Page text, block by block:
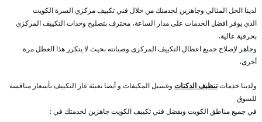
لدينا الحل المثالي وجاهزين لخدمتك من خلال فني تكييف مركزي السرة الكويت
الذي يوفر افضل الخدمات على مدار الساعة، محترف بتصليح وحدات التكييف المركزي
بحرفية عالية،
وجاهز لإصلاح جميع اعطال التكييف المركزى وصيانته بحيث لا يتكرر هذا العطل مرة
أخرى،
ولدينا خدماتتنظيف الدكتات وغسيل المكيفات و أيضا تعبئة غاز التكييف بأسعار منافسة
للسوق
في جميع مناطق الكويت وبفضل فني تكييف الكويت جاهزين لخدمتك في :